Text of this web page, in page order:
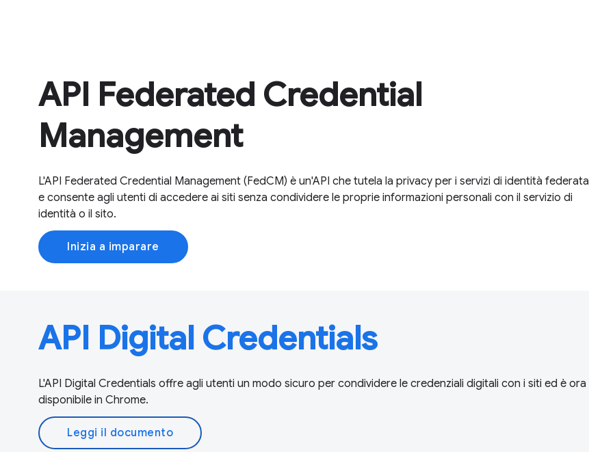
API Federated Credential
Management
L'API Federated Credential Management (FedCM) è un'API che tutela la privacy per i servizi di identità federata
e consente agli utenti di accedere ai siti senza condividere le proprie informazioni personali con il servizio di
identità o il sito.
Inizia a imparare
API Digital Credentials
L'API Digital Credentials offre agli utenti un modo sicuro per condividere le credenziali digitali con i siti ed è ora
disponibile in Chrome.
Leggi il documento